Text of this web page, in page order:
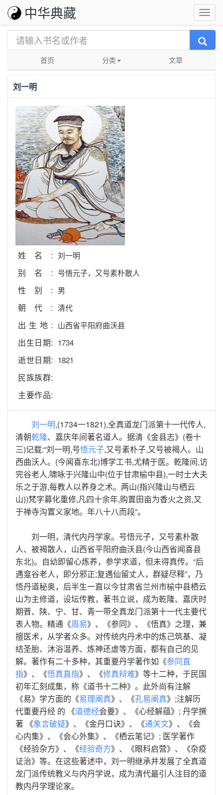
中华典藏
首页 分类 文章
刘一明
姓名: 刘一明
别名: 号悟元子，又号素朴散人
性别: 男
朝代: 清代
出生地: 山西省平阳府曲沃县
出生日期: 1734
逝世日期: 1821
民族族群:
主要作品:
刘一明,(1734一1821),全真道龙门派第十一代传人,
清朝乾隆、嘉庆年间著名道人。据清《金县志》(卷十
三)记载:“刘一明,号悟元子,又号素朴子,又号被褐人。山
西曲沃人。(今闻喜东北)博学工书,尤精于医。乾隆间,访
完谷老人,啸咏于兴隆山中(位于甘肃榆中县),一时士大夫
乐之于游,每教人以养身之术。两山(指兴隆山与栖云
山))梵字募化重修,凡四十余年,购置田亩为香火之资,又
于禅寺沟置义家地。年八十八而段”。
刘一明，清代内丹学家。号悟元子，又号素朴散
人、被褐散人，山西省平阳府曲沃县(今山西省闻喜县
东北)。自幼即留心炼养，参学求道，但未得真传。“后
遇龛谷老人，即分邪正;复遇仙留丈人，群疑尽释”，乃
悟丹道秘奥，后半生一直以今甘肃省兰州市榆中县栖云
山为主修道，设坛传教，著书立说，成为乾隆、嘉庆时
期晋、陕、宁、甘、青一带全真龙门派第十一代主要代
表人物。精通《周易》、《参同》、《悟真》之理，兼
擅医术，从学者众多。对传统内丹术中的炼己筑基、凝
结圣胎、沐浴温养、炼神还虚等方面，都有自己的见
解。著作有二十多种，其重要丹学著作如《参同直
指》、《悟真直指》、《修真辩难》等十二种，于民国
初年汇刻成集，称《道书十二种》。此外尚有注解
《易》学方面的《易理阐真》、《孔易阐真》;注解历
代重要丹经 的 《道德经会要》、《心经解蕴》; 丹学撰
著 《象言破疑》、《金丹口诀》、《通关文》、《会
心内集》、《会心外集》、《栖云笔记》; 医学著作
《经验杂方》、《经验奇方》、《眼科启营》、《杂疫
证治》等。在这些著述中，刘一明继承并发展了全真道
龙门派传统教义与内丹学说，成为清代最引人注目的道
教内丹学理论家。